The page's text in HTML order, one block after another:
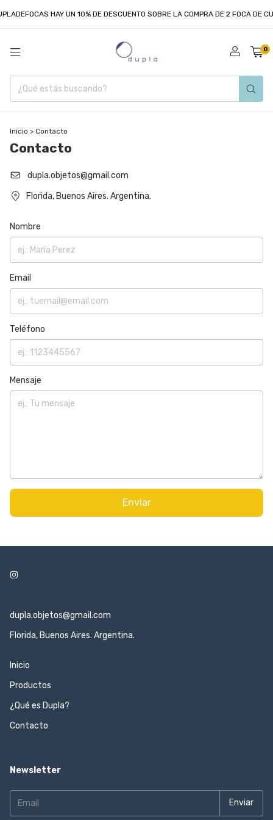
HAY UN 10% DE DESCUENTO SOBRE LA COMPRA DE 2 FOCA DE
0
Inicio > Contacto
Contacto
dupla.objetos@gmail.com
Florida, Buenos Aires. Argentina.
Nombre
Email
Teléfono
Mensaje
Enviar
dupla.objetos@gmail.com
Florida, Buenos Aires. Argentina.
Inicio
Productos
¿Qué es Dupla?
Contacto
Newsletter